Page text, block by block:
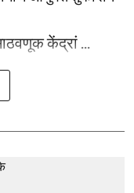
केंद्रां ...